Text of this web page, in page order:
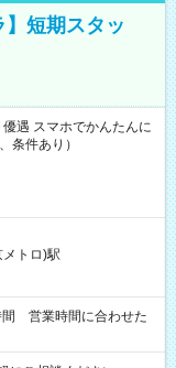
短期スタッ
遇 スマホでかんたんに
条件あり）
トロ)駅